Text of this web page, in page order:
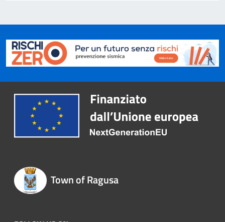
Town of Ragusa